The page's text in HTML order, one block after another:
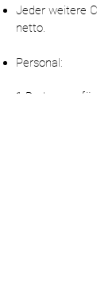
Jeder weitere
netto.
Personal:
1 Barkeeper für